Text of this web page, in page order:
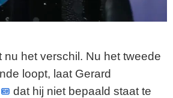
nu het verschil. Nu het tweede
loopt, laat Gerard
dat hij niet bepaald staat te